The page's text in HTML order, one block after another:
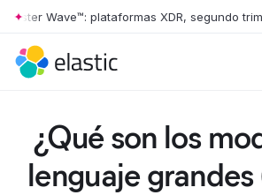
Skip to main content
Wave™: plataformas XDR, segundo
¿Qué son los
lenguaje